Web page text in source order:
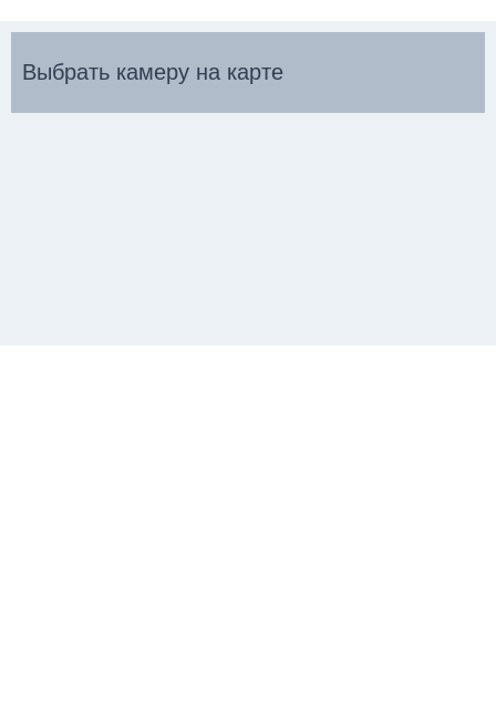
Выбрать камеру на карте